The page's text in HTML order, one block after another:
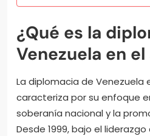
¿Qué es la
Venezuela en el
La diplomacia de Venezuela
caracteriza por su enfoque
soberanía nacional y la
Desde 1999, bajo el